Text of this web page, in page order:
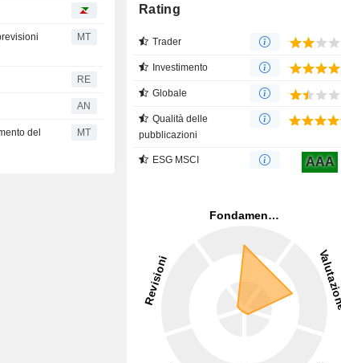
MT
RE
AN
del
MT
Rating
Trader
Investimento
Globale
Qualità delle
pubblicazioni
ESG MSCI AAA